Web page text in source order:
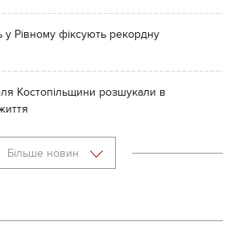
у Рівному фіксують рекордну
Костопільщини розшукали в
Більше новин